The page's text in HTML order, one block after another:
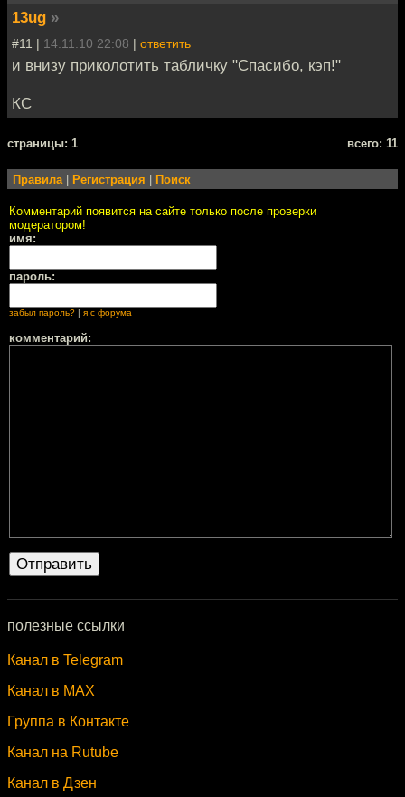
13ug »
#11 | 14.11.10 22:08 | ответить
и внизу приколотить табличку "Спасибо, кэп!"
КС
cтраницы: 1 всего: 11
Правила| Регистрация Поиск
Комментарий появится на сайте только после проверки
модератором!
имя:
пароль:
забыл пароль? я с форума
комментарий:
полезные ссылки
Канал в Telegram
Канал в MAX
Группа в Контакте
Канал на Rutube
Канал в Дзен